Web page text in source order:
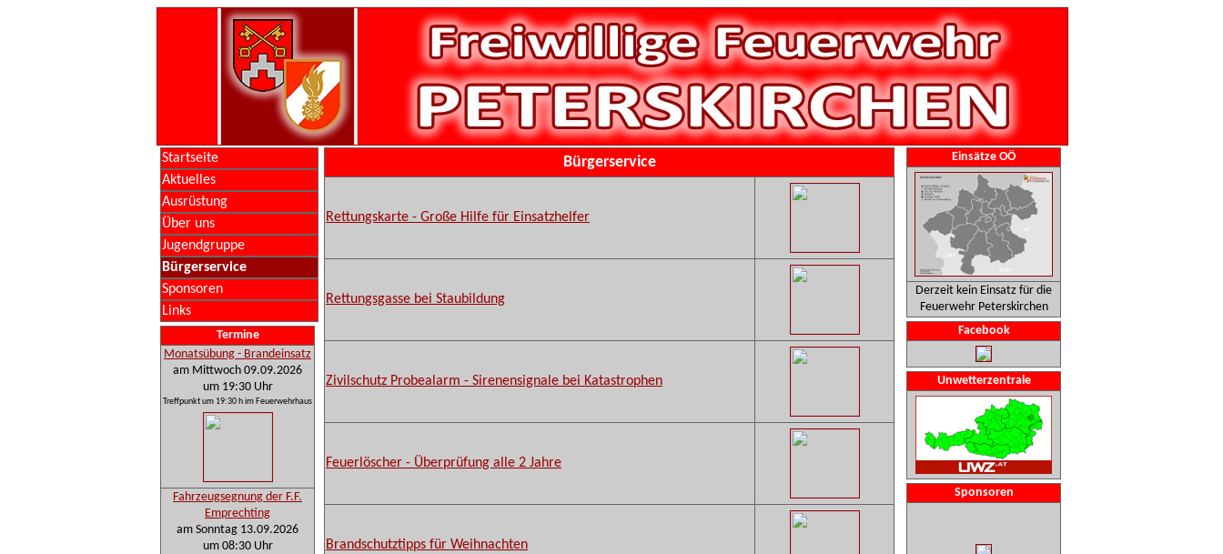
Startseite
Aktuelles
Ausrüstung
Über uns
Jugendgruppe
Bürgerservice
Sponsoren
Links
Termine
Monatsübung - Brandeinsatz
am Mittwoch 09.09.2026
um 19:30 Uhr
Treffpunkt um 19:30 h im Feuerwehrhaus
Fahrzeugsegnung der F.F.
Emprechting
am Sonntag 13.09.2026
um 08:30 Uhr
Bürgerservice
Rettungskarte - Große Hilfe für Einsatzhelfer
Rettungsgasse bei Staubildung
Zivilschutz Probealarm - Sirenensignale bei Katastrophen
Feuerlöscher - Überprüfung alle 2 Jahre
Brandschutztipps für Weihnachten
Einsätze OÖ
Derzeit kein Einsatz für die
Feuerwehr Peterskirchen
Facebook
Unwetterzentrale
Sponsoren